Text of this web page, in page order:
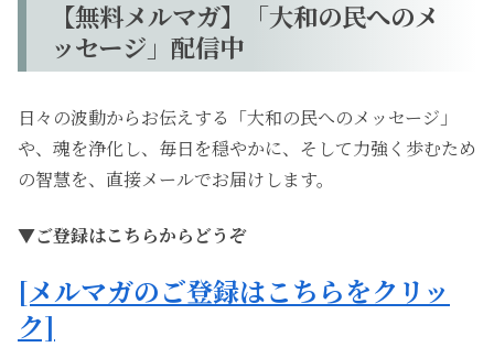
【無料メルマガ】「大和の民へのメ
ッセージ」配信中
日々の波動からお伝えする「大和の民へのメッセージ」
や、魂を浄化し、毎日を穏やかに、そして力強く歩むため
の智慧を、直接メールでお届けします。
▼ご登録はこちらからどうぞ
[メルマガのご登録はこちらをクリッ
ク]